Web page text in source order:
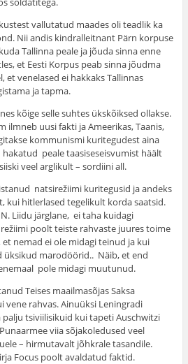
vallutatud maades oli teadlik ka
Nii andis kindralleitnant Pärn korpuse
Tallinna peale ja jõuda sinna enne
et Eesti Korpus peab sinna jõudma
et venelased ei hakkaks Tallinnas
ja tapma.
kõige selle suhtes ükskõiksed ollakse.
ilmneb uusi fakti ja Ameerikas, Taanis,
kommunismi kuritegudest aina
hakatud peale taasiseseisvumist häält
veel arglikult – sordiini all.
natsirežiimi kuritegusid ja andeks
kui hitlerlased tegelikult korda saatsid.
Liidu järglane, ei taha kuidagi
poolt teiste rahvaste juures toime
nemad ei ole midagi teinud ja kui
üksikud marodöörid.. Näib, et end
pole midagi muutunud.
Teises maailmasõjas Saksa
rahvas. Ainuüksi Leningradi
palju tsiviilisikuid kui tapeti Auschwitzi
viia sõjakoledused veel
– hirmutavalt jõhkrale tasandile.
Focus poolt avaldatud faktid.